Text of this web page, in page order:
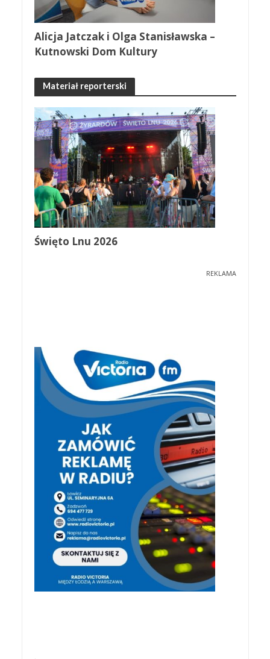
Alicja Jatczak i Olga Stanisławska –
Kutnowski Dom Kultury
Materiał reporterski
Święto Lnu 2026
REKLAMA